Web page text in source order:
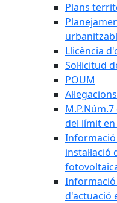
Plans
Llicència
Sol·licitud
POUM
del límit en
d'actuació